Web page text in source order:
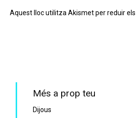
Aquest lloc utilitza Akismet per reduir
Més a prop teu
Dijous